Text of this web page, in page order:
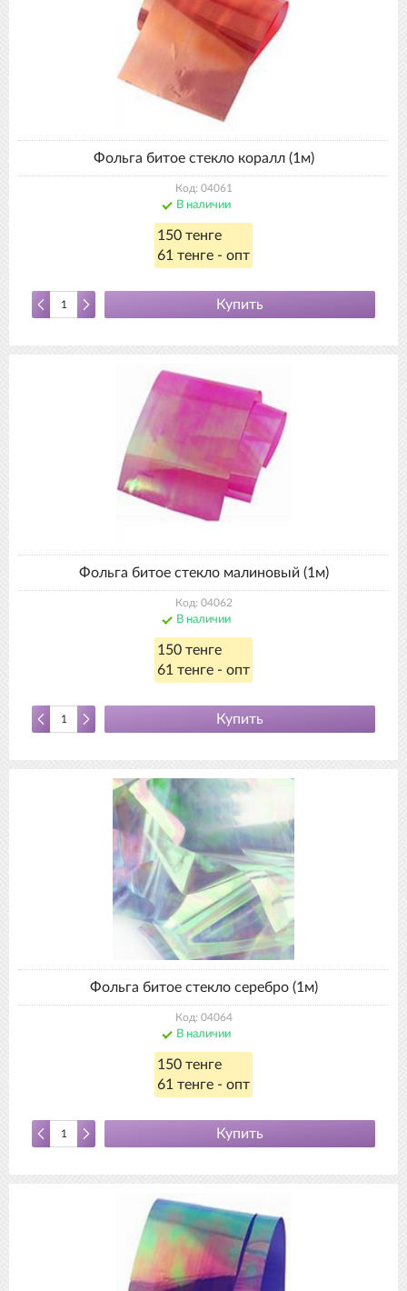
Фольга битое стекло коралл (1м)
Код: 04061
В наличии
150 тенге
61 тенге - опт
Купить
Фольга битое стекло малиновый (1м)
Код: 04062
В наличии
150 тенге
61 тенге - опт
Купить
Фольга битое стекло серебро (1м)
Код: 04064
В наличии
150 тенге
61 тенге - опт
Купить